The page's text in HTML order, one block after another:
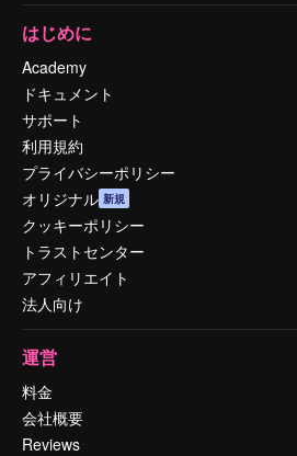
はじめに
Academy
ドキュメント
サポート
利用規約
プライバシーポリシー
オリジナル 新規
クッキーポリシー
トラストセンター
アフィリエイト
法人向け
運営
料金
会社概要
Reviews